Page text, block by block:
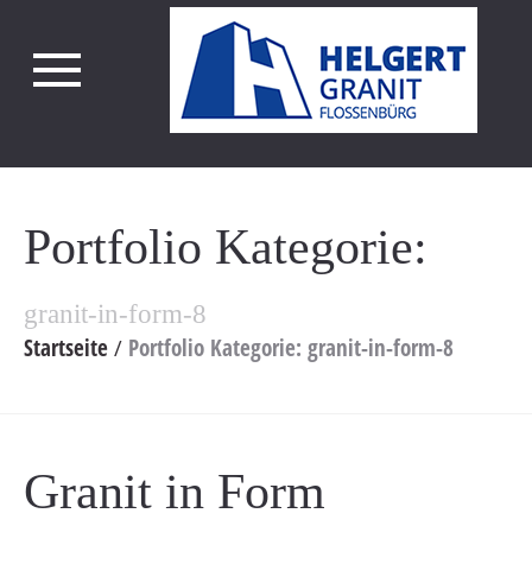
Portfolio Kategorie:
granit-in-form-8
Startseite Portfolio Kategorie: granit-in-form-8
Granit in Form